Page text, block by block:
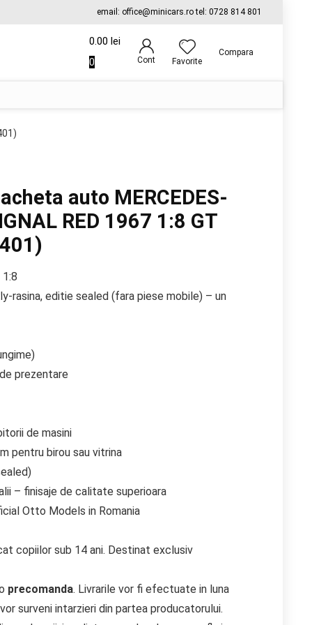
email: office@minicars.ro tel: 0728 814 801
0.00 lei
0
Cont Favorite
Compara
auto MERCEDES-
RED 1967 1:8 GT
rasina, editie sealed (fara piese mobile) – un
prezentare
de masini
pentru birou sau vitrina
– finisaje de calitate superioara
Otto Models in Romania
copiilor sub 14 ani. Destinat exclusiv
precomanda. Livrarile vor fi efectuate in luna
surveni intarzieri din partea producatorului.